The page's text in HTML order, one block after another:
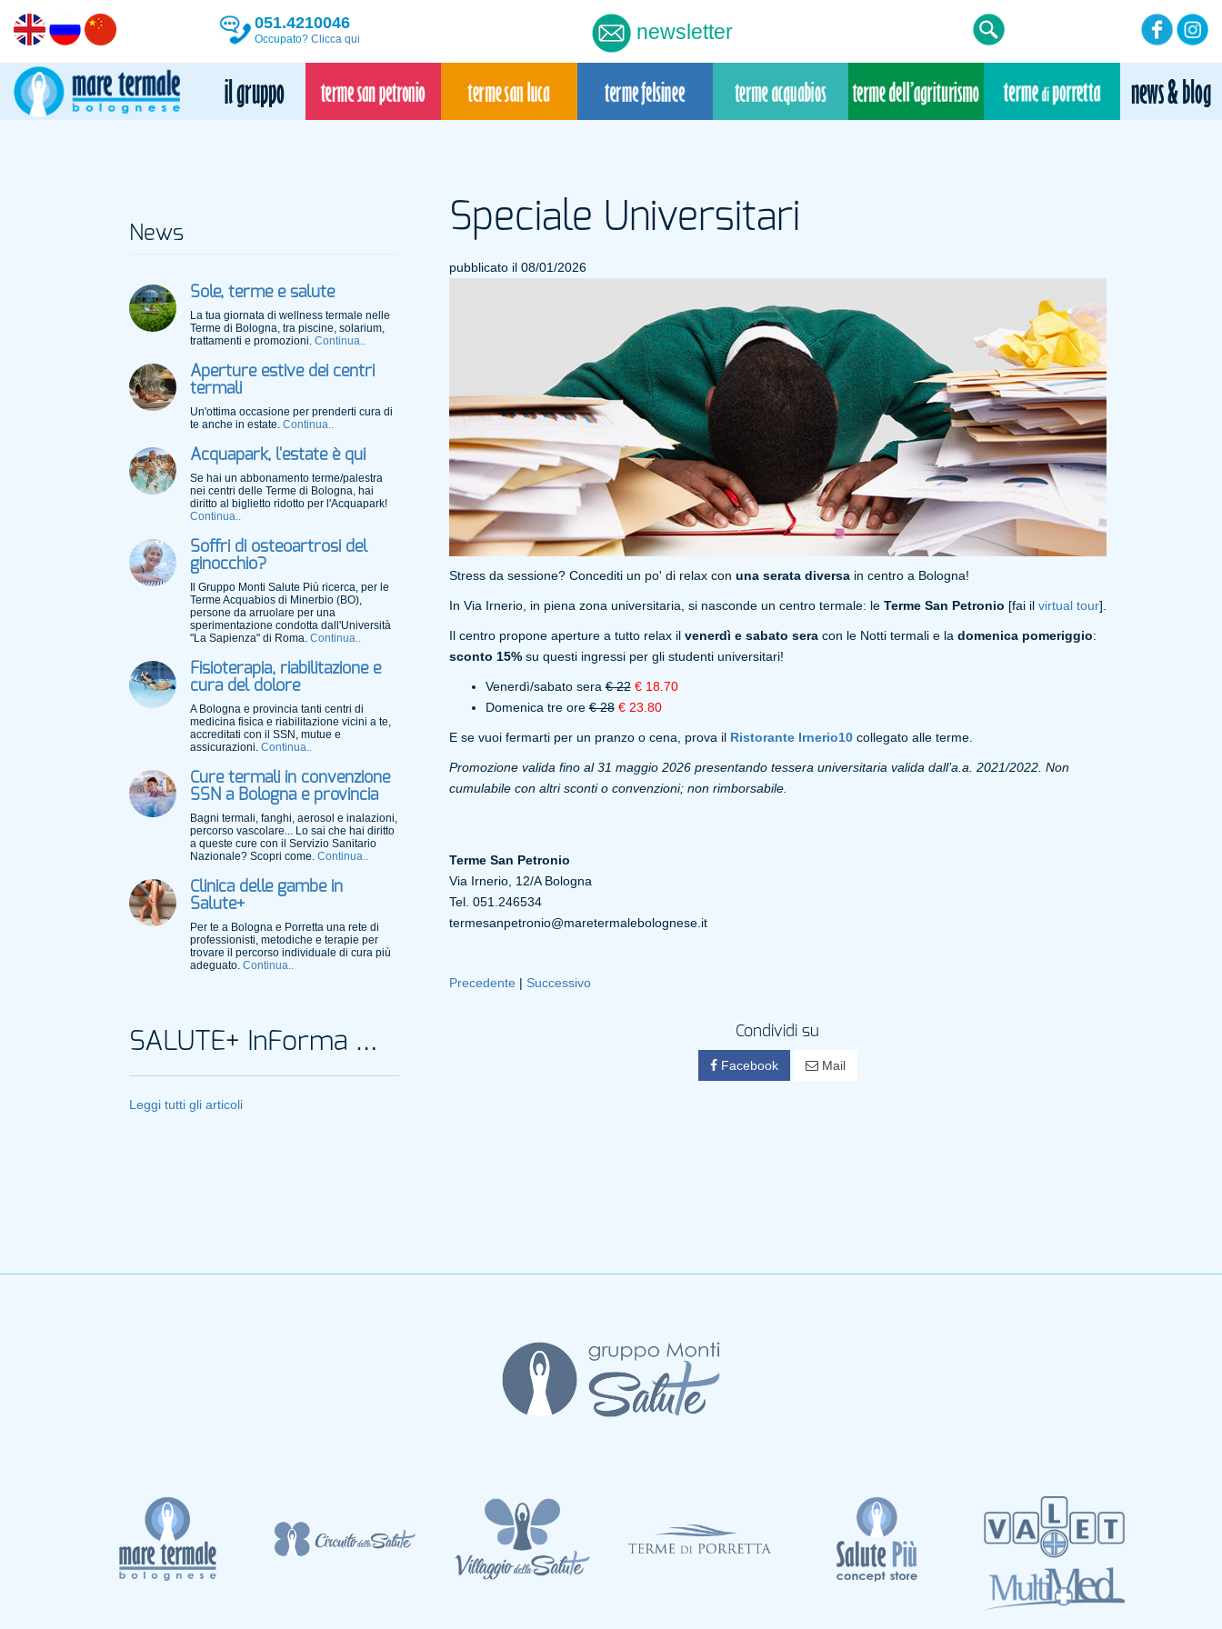
051.4210046
Occupato? Clicca qui newsletter
Speciale Universitari
pubblicato il 08/01/2026
Stress da sessione? Concediti un po' di relax con una serata diversain centro a Bologna!
In Via Irnerio, in piena zona universitaria, si nasconde un centro termale: le Terme San Petronio [fai il virtual tour].
Il centro propone aperture a tutto relax il venerdì e sabato seracon le Notti termali e la domenica pomeriggio:
sconto 15%su questi ingressi per gli studenti universitari!
Venerdì/sabato sera€ 22 € 18.70
Domenica tre ore€ 28 € 23.80
E se vuoi fermarti per un pranzo o cena, prova il Ristorante Irnerio10collegato alle terme.
Promozione valida fino al 31 maggio 2026 presentando tessera universitaria valida dall’a.a. 2021/2022. Non
cumulabile con altri sconti o convenzioni; non rimborsabile.
Terme San Petronio
Via Irnerio, 12/A Bologna
Tel. 051.246534
termesanpetronio@maretermalebolognese.it
Precedente | Successivo
Condividi su
Facebook Mail
News
Sole, terme e salute
La tua giornata di wellness termale nelle
Terme di Bologna, tra piscine, solarium,
trattamenti e promozioni. Continua..
Aperture estive dei centri
termali
Un'ottima occasione per prenderti cura di
te anche in estate. Continua..
Acquapark, l'estate è qui
Se hai un abbonamento terme/palestra
nei centri delle Terme di Bologna, hai
diritto al biglietto ridotto per l'Acquapark!
Continua..
Soffri di osteoartrosi del
ginocchio?
Il Gruppo Monti Salute Più ricerca, per le
Terme Acquabios di Minerbio (BO),
persone da arruolare per una
sperimentazione condotta dall'Università
"La Sapienza" di Roma. Continua..
Fisioterapia, riabilitazione e
cura del dolore
A Bologna e provincia tanti centri di
medicina fisica e riabilitazione vicini a te,
accreditati con il SSN, mutue e
assicurazioni. Continua..
Cure termali in convenzione
SSN a Bologna e provincia
Bagni termali, fanghi, aerosol e inalazioni,
percorso vascolare... Lo sai che hai diritto
a queste cure con il Servizio Sanitario
Nazionale? Scopri come. Continua..
Clinica delle gambe in
Salute+
Per te a Bologna e Porretta una rete di
professionisti, metodiche e terapie per
trovare il percorso individuale di cura più
adeguato. Continua..
SALUTE+ InForma Magazine
Leggi tutti gli articoli